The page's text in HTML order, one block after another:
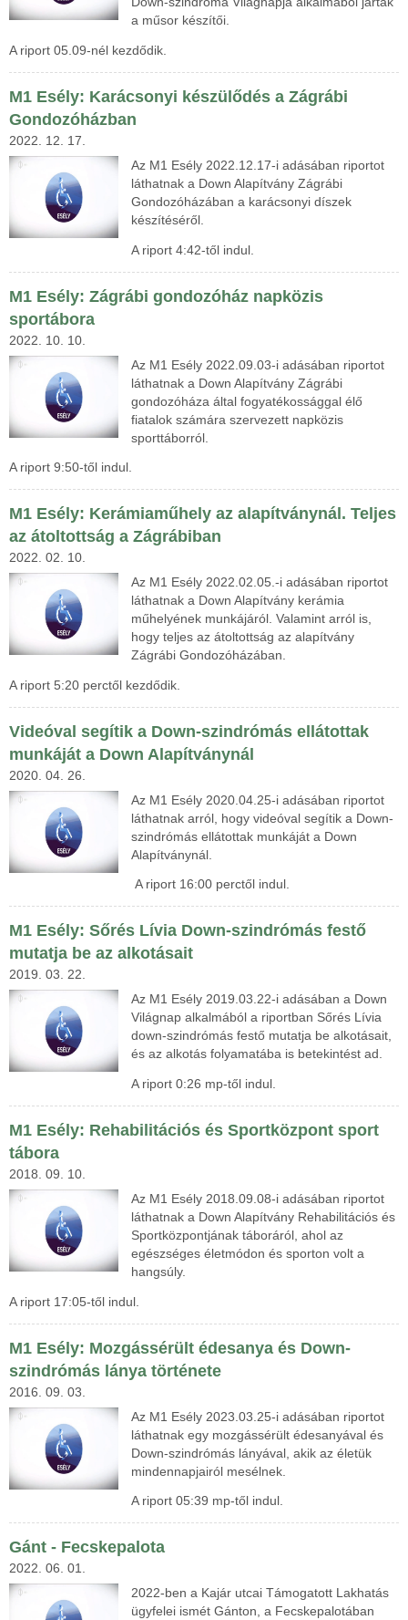
a műsor készítői.
A riport 05.09-nél kezdődik.
M1 Esély: Karácsonyi készülődés a Zágrábi
Gondozóházban
2022. 12. 17.
Az M1 Esély 2022.12.17-i adásában riportot
láthatnak a Down Alapítvány Zágrábi
Gondozóházában a karácsonyi díszek
készítéséről.
A riport 4:42-től indul.
M1 Esély: Zágrábi gondozóház napközis
sportábora
2022. 10. 10.
Az M1 Esély 2022.09.03-i adásában riportot
láthatnak a Down Alapítvány Zágrábi
gondozóháza által fogyatékossággal élő
fiatalok számára szervezett napközis
sporttáborról.
A riport 9:50-től indul.
M1 Esély: Kerámiaműhely az alapítványnál. Teljes
az átoltottság a Zágrábiban
2022. 02. 10.
Az M1 Esély 2022.02.05.-i adásában riportot
láthatnak a Down Alapítvány kerámia
műhelyének munkájáról. Valamint arról is,
hogy teljes az átoltottság az alapítvány
Zágrábi Gondozóházában.
A riport 5:20 perctől kezdődik.
Videóval segítik a Down-szindrómás ellátottak
munkáját a Down Alapítványnál
2020. 04. 26.
Az M1 Esély 2020.04.25-i adásában riportot
láthatnak arról, hogy videóval segítik a Down-
szindrómás ellátottak munkáját a Down
Alapítványnál.
A riport 16:00 perctől indul.
M1 Esély: Sőrés Lívia Down-szindrómás festő
mutatja be az alkotásait
2019. 03. 22.
Az M1 Esély 2019.03.22-i adásában a Down
Világnap alkalmából a riportban Sőrés Lívia
down-szindrómás festő mutatja be alkotásait,
és az alkotás folyamatába is betekintést ad.
A riport 0:26 mp-től indul.
M1 Esély: Rehabilitációs és Sportközpont sport
tábora
2018. 09. 10.
Az M1 Esély 2018.09.08-i adásában riportot
láthatnak a Down Alapítvány Rehabilitációs és
Sportközpontjának táboráról, ahol az
egészséges életmódon és sporton volt a
hangsúly.
A riport 17:05-től indul.
M1 Esély: Mozgássérült édesanya és Down-
szindrómás lánya története
2016. 09. 03.
Az M1 Esély 2023.03.25-i adásában riportot
láthatnak egy mozgássérült édesanyával és
Down-szindrómás lányával, akik az életük
mindennapjairól mesélnek.
A riport 05:39 mp-től indul.
Gánt - Fecskepalota
2022. 06. 01.
2022-ben a Kajár utcai Támogatott Lakhatás
ügyfelei ismét Gánton, a Fecskepalotában